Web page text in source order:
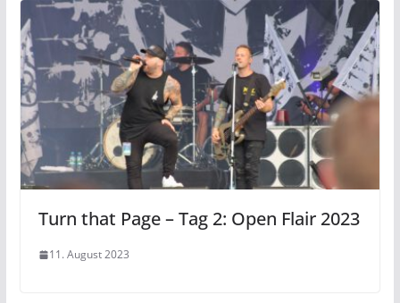
Turn that Page – Tag 2: Open Flair 2023
11. August 2023